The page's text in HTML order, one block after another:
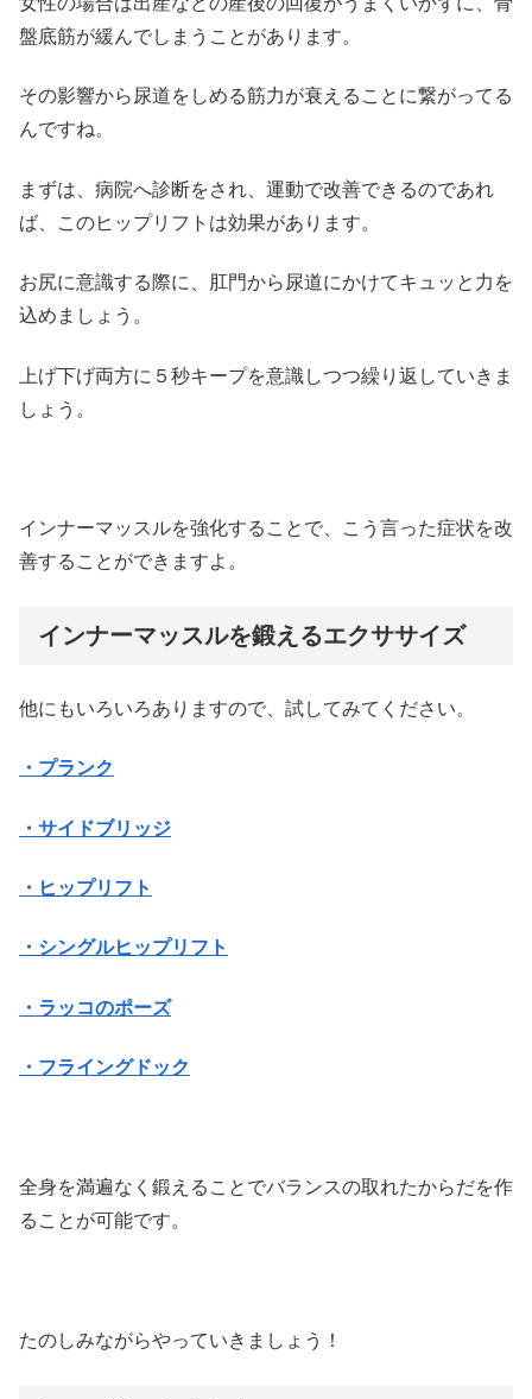
盤底筋が緩んでしまうことがあります。
その影響から尿道をしめる筋力が衰えることに繋がってる
んですね。
まずは、病院へ診断をされ、運動で改善できるのであれ
ば、このヒップリフトは効果があります。
お尻に意識する際に、肛門から尿道にかけてキュッと力を
込めましょう。
上げ下げ両方に５秒キープを意識しつつ繰り返していきま
しょう。
インナーマッスルを強化することで、こう言った症状を改
善することができますよ。
インナーマッスルを鍛えるエクササイズ
他にもいろいろありますので、試してみてください。
・プランク
・サイドブリッジ
・ヒップリフト
・シングルヒップリフト
・ラッコのポーズ
・フライングドック
全身を満遍なく鍛えることでバランスの取れたからだを作
ることが可能です。
たのしみながらやっていきましょう！